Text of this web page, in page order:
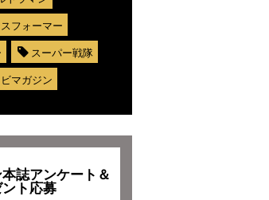
フォーマー
スーパー戦隊
マガジン
誌アンケート＆
ト応募